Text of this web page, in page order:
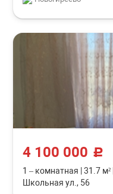
4 100 000 c
1 – комнатная 31.7 м²
Школьная ул., 56